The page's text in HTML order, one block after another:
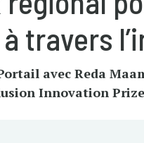
travers
avec Reda
Innovation